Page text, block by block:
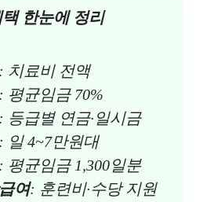
한눈에 정리
치료비 전액
평균임금 70%
등급별 연금·일시금
일 4~7만원대
평균임금 1,300일분
여: 훈련비·수당 지원